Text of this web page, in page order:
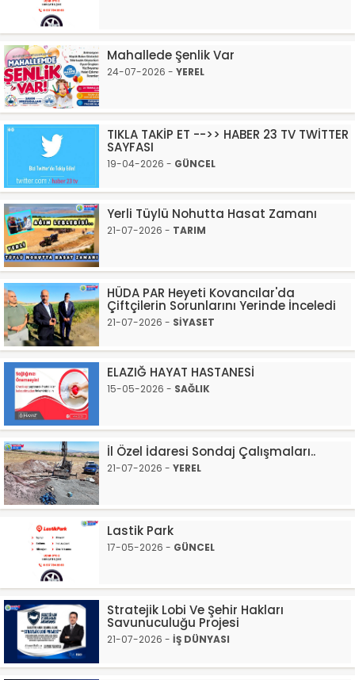
Mahallede Şenlik Var
24-07-2026 - YEREL
TIKLA TAKİP ET -->> HABER 23 TV TWİTTER
SAYFASI
19-04-2026 - GÜNCEL
Yerli Tüylü Nohutta Hasat Zamanı
21-07-2026 - TARIM
HÜDA PAR Heyeti Kovancılar'da
Çiftçilerin Sorunlarını Yerinde İnceledi
21-07-2026 - SİYASET
ELAZIĞ HAYAT HASTANESİ
15-05-2026 - SAĞLIK
İl Özel İdaresi Sondaj Çalışmaları..
21-07-2026 - YEREL
Lastik Park
17-05-2026 - GÜNCEL
Stratejik Lobi Ve Şehir Hakları
Savunuculuğu Projesi
21-07-2026 - İŞ DÜNYASI